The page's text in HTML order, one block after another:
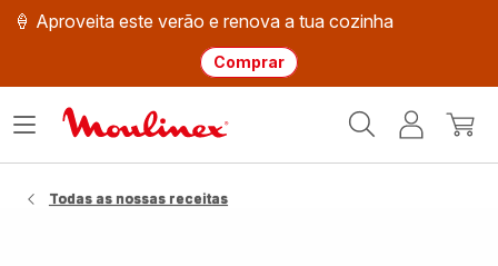
🍦 Aproveita este verão e renova a tua cozinha
Comprar
Moulinex
O
Abrir
Todas as nossas receitas